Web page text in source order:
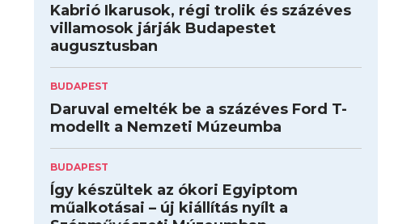
Kabrió Ikarusok, régi trolik és százéves
villamosok járják Budapestet
augusztusban
BUDAPEST
Daruval emelték be a százéves Ford T-
modellt a Nemzeti Múzeumba
BUDAPEST
Így készültek az ókori Egyiptom
műalkotásai – új kiállítás nyílt a